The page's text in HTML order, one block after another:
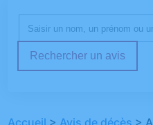
Rechercher un avis
Accueil >Avis de décès >